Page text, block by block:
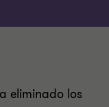
eliminado los